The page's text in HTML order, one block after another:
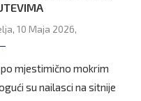
10 Maja 2026,
mjestimično mokrim
su nailasci na sitnije